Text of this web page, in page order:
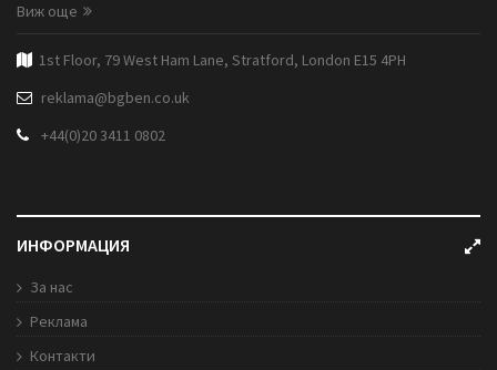
Виж още
1st Floor, 79 West Ham Lane, Stratford, London E15 4PH
reklama@bgben.co.uk
+44(0)20 3411 0802
ИНФОРМАЦИЯ
За нас
Реклама
Контакти